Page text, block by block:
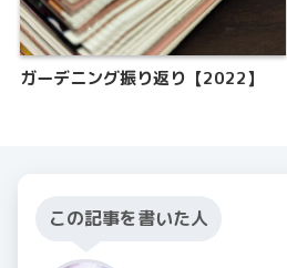
ガーデニング振り返り【2022】
この記事を書いた人